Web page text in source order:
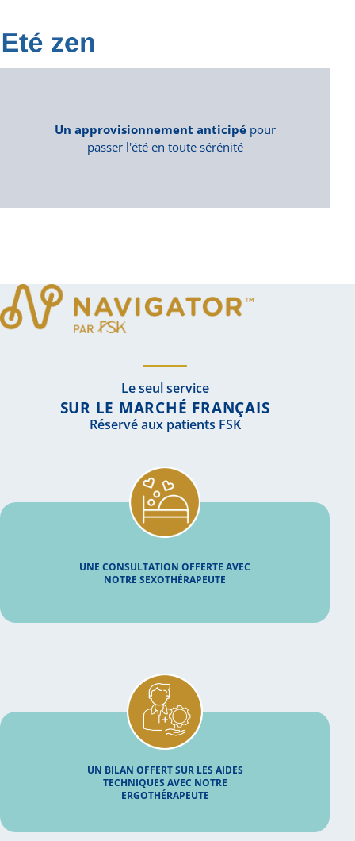
Un approvisionnement anticipépour
passer l'été en toute sérénité
Le seul service
SUR LE MARCHÉ FRANÇAIS
Réservé aux patients FSK
UNE CONSULTATION OFFERTE AVEC
NOTRE SEXOTHÉRAPEUTE
UN BILAN OFFERT SUR LES AIDES
TECHNIQUES AVEC NOTRE
ERGOTHÉRAPEUTE